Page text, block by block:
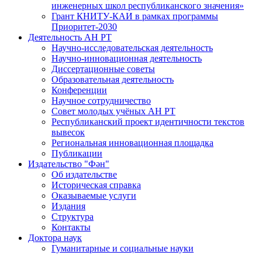
инженерных школ республиканского значения»
Грант КНИТУ-КАИ в рамках программы
Приоритет-2030
Деятельность АН РТ
Научно-исследовательская деятельность
Научно-инновационная деятельность
Диссертационные советы
Образовательная деятельность
Конференции
Научное сотрудничество
Совет молодых учёных АН РТ
Республиканский проект идентичности текстов
вывесок
Региональная инновационная площадка
Публикации
Издательство "Фән"
Об издательстве
Историческая справка
Оказываемые услуги
Издания
Структура
Контакты
Доктора наук
Гуманитарные и социальные науки